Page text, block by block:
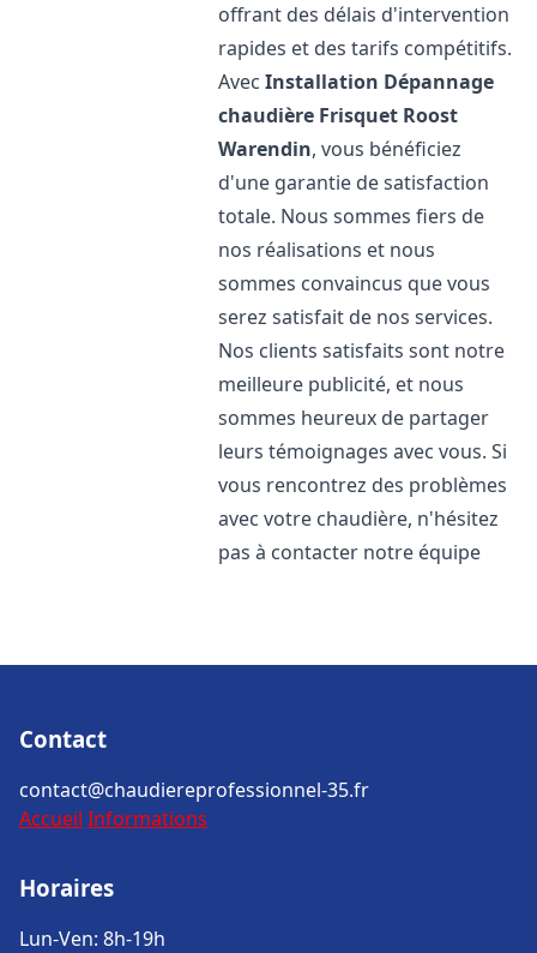
offrant des délais d'intervention
rapides et des tarifs compétitifs.
AvecInstallation Dépannage
chaudière Frisquet Roost
Warendin, vous bénéficiez
d'une garantie de satisfaction
totale. Nous sommes fiers de
nos réalisations et nous
sommes convaincus que vous
serez satisfait de nos services.
Nos clients satisfaits sont notre
meilleure publicité, et nous
sommes heureux de partager
leurs témoignages avec vous. Si
vous rencontrez des problèmes
avec votre chaudière, n'hésitez
pas à contacter notre équipe
Contact
contact@chaudiereprofessionnel-35.fr
Accueil Informations
Horaires
Lun-Ven: 8h-19h